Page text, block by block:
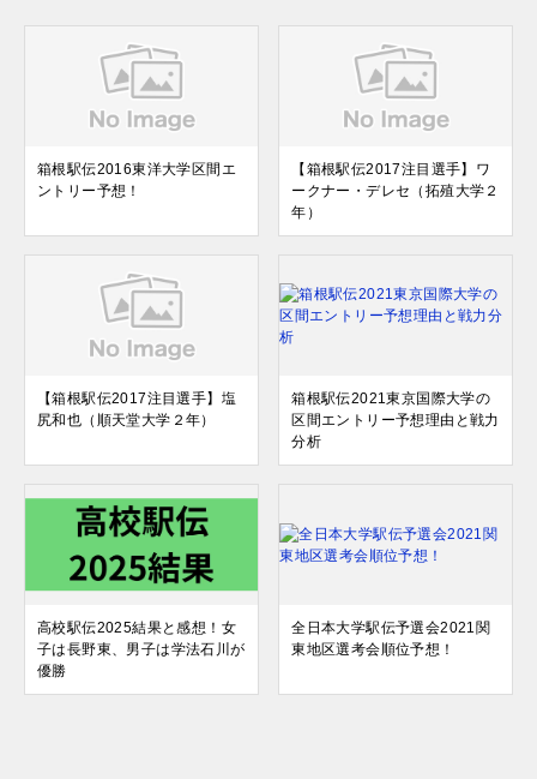
箱根駅伝2016東洋大学区間エ
ントリー予想！
【箱根駅伝2017注目選手】ワ
ークナー・デレセ（拓殖大学２
年）
【箱根駅伝2017注目選手】塩
尻和也（順天堂大学２年）
箱根駅伝2021東京国際大学の
区間エントリー予想理由と戦力
分析
高校駅伝2025結果と感想！女
子は長野東、男子は学法石川が
優勝
全日本大学駅伝予選会2021関
東地区選考会順位予想！